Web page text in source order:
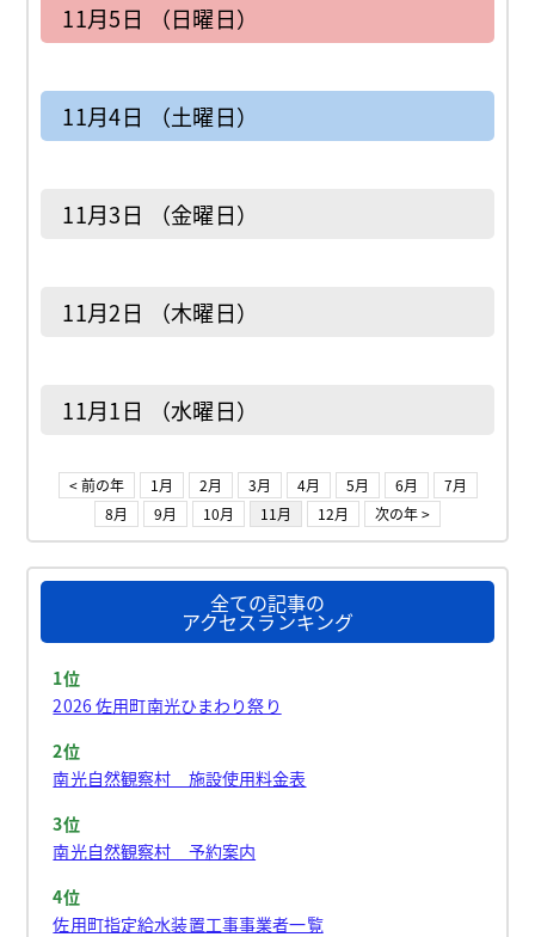
11月5日 （日曜日）
11月4日 （土曜日）
11月3日 （金曜日）
11月2日 （木曜日）
11月1日 （水曜日）
< 前の年 1月 2月 3月 4月 5月 6月
7月
8月
9月 10月 11月 12月 次の年 >
全ての記事の
アクセスランキング
1位
2026 佐用町南光ひまわり祭り
2位
南光自然観察村 施設使用料金表
3位
南光自然観察村 予約案内
4位
佐用町指定給水装置工事事業者一覧